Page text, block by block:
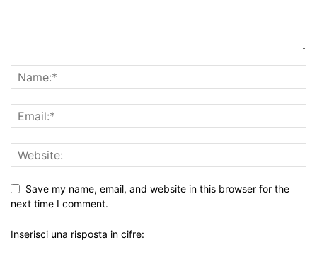
Save my name, email, and website in this browser for the
next time I comment.
Inserisci una risposta in cifre: